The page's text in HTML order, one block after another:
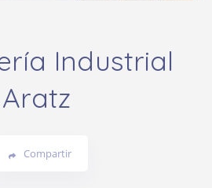
Industrial
Aratz
Compartir